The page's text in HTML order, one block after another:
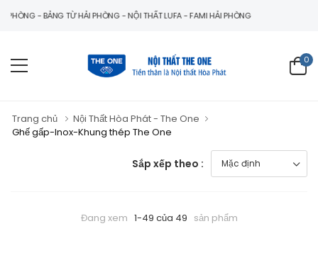
- BẢNG TỪ HẢI PHÒNG - NỘI THẤT LUFA - FAMI HẢI PHÒNG
0
Trang chủ
Nội Thất Hòa Phát - The One
Ghế gấp-Inox-Khung thép The One
Sắp xếp theo :
Đang xem 1-49 của 49 sản phẩm